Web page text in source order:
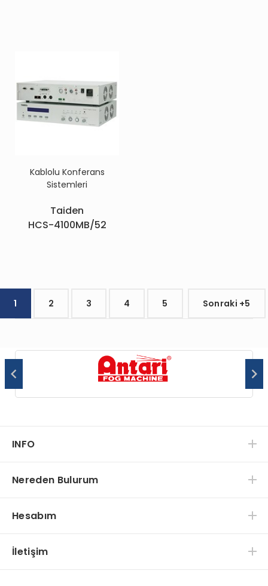
Kablolu Konferans
Sistemleri
Taiden
HCS-4100MB/52
1
INFO
Nereden Bulurum
Hesabım
İletişim